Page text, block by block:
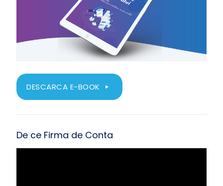
DESCARCA E-BOOK
De ce Firma de Conta